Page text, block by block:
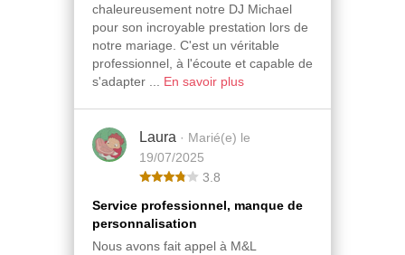
chaleureusement notre DJ Michael
pour son incroyable prestation lors de
notre mariage. C'est un véritable
professionnel, à l'écoute et capable de
s'adapter ... En savoir plus
Laura · Marié(e) le
19/07/2025
3.8
Service professionnel, manque de
personnalisation
Nous avons fait appel à M&L